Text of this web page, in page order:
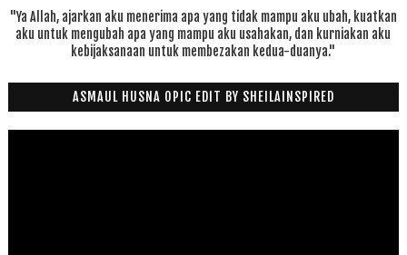
"Ya Allah, ajarkan aku menerima apa yang tidak mampu aku ubah, kuatkan
aku untuk mengubah apa yang mampu aku usahakan, dan kurniakan aku
kebijaksanaan untuk membezakan kedua-duanya."
ASMAUL HUSNA OPIC EDIT BY SHEILAINSPIRED